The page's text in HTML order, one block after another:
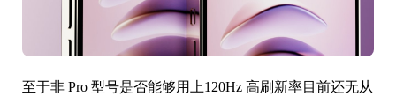
至于非 Pro 型号是否能够用上120Hz 高刷新率目前还无从